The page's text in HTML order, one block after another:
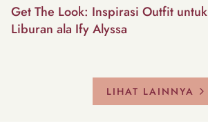
Get The Look: Inspirasi Outfit untuk
Liburan ala Ify Alyssa
LIHAT LAINNYA